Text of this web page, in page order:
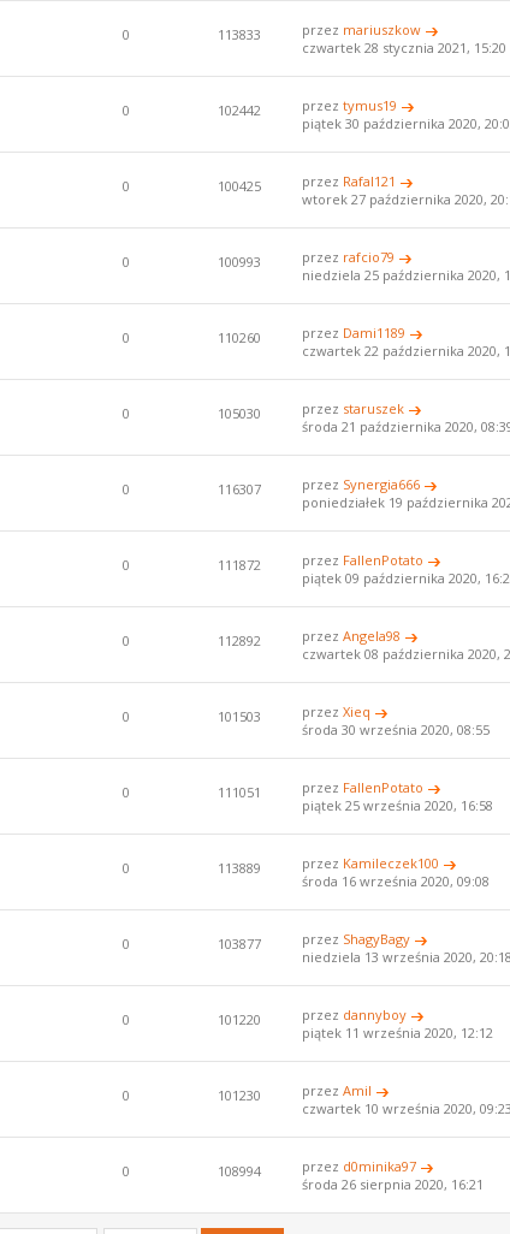
0 113833 przez mariuszkow
czwartek 28 stycznia 2021, 15:20
0 102442 przeztymus19
piątek 30 października 2020,
0 100425 przez Rafal121
wtorek 27 października 2020,
0 100993 przez rafcio79
niedziela 25 października 2020,
0 110260 przez Dami1189
czwartek 22 października 2020,
0 105030 przez staruszek
środa 21 października 2020,
0 116307 przez Synergia666
poniedziałek 19 października
0 111872 przez FallenPotato
piątek 09 października 2020,
0 112892 przezAngela98
czwartek 08 października 2020,
0 101503 przezXieq
środa 30 września 2020, 08:55
0 111051 przez FallenPotato
piątek 25 września 2020, 16:58
0 113889 przez Kamileczek100
środa 16 września 2020, 09:08
0 103877 przez ShagyBagy
niedziela 13 września 2020, 20:18
0 101220 przez dannyboy
piątek 11 września 2020, 12:12
0 101230 przezAmil
czwartek 10 września 2020, 09:23
0 108994 przez d0minika97
środa 26 sierpnia 2020, 16:21